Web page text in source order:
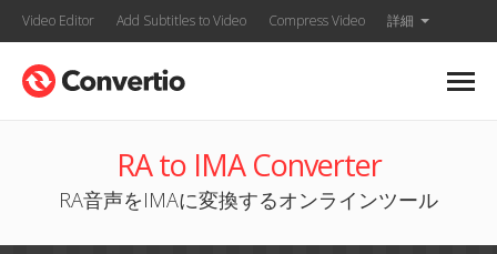
Video Editor Add Subtitles to Video Compress Video 詳細
RA to IMA Converter
RA音声をIMAに変換するオンラインツール